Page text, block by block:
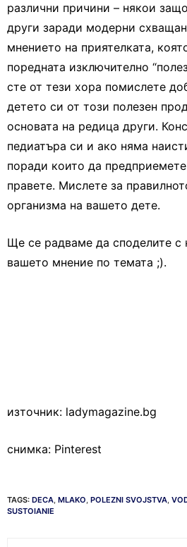
различни причини – някои
други заради модерни
мнението на приятелката,
поредната изключително
сте от тези хора помислете
детето си от този полезен
основата на редица други.
педиатъра си и ако няма
поради които да
правете. Мислете за
организма на вашето дете.
Ще се радваме да споделите с
вашето мнение по темата ;).
източник: ladymagazine.bg
снимка: Pinterest
TAGS: DECA, MLAKO, POLEZNI SVOJSTVA,
SUSTOIANIE